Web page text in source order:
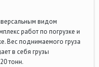
видом
работ по погрузке и
Вес поднимаемого груза
в себя грузы
тонн.